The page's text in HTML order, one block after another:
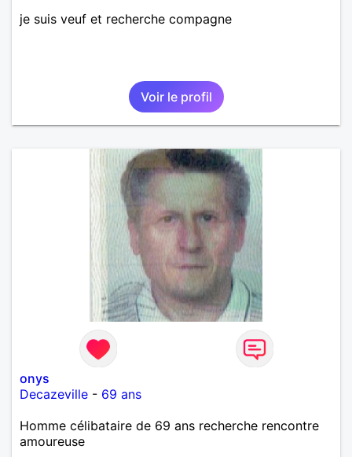
je suis veuf et recherche compagne
Voir le profil
onys
Decazeville - 69 ans
Homme célibataire de 69 ans recherche rencontre
amoureuse